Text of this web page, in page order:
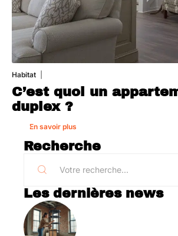
Habitat
C’est quoi un
duplex ?
En savoir plus
Recherche
Les dernières news